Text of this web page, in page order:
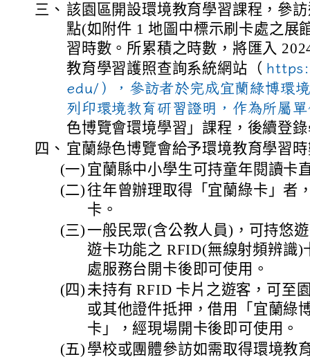
三、 該園區開設環境教育學習課程，參
點(如附件 1 地圖中標示刷卡處之展
習時數。所累積之時數，將匯入
教育學習護照查詢系統網站（
edu/），參訪者於完成宜蘭綠博環
列印環境教育研習證明，作為所屬
色博覽會環境學習」課程，後續登
四、 宜蘭綠色博覽會給予環境教育學習
(一) 宜蘭縣中小學生可持童年閱讀卡
(二)往年曾辦理取得「宜蘭綠卡」者
卡。
(三) 一般民眾(含公教人員)，可持悠
遊卡功能之 RFID(無線射頻辨識)
處服務台開卡後即可使用。
(四) 未持有 RFID 卡片之遊客，可至
或其他證件抵押，借用「宜蘭綠
卡」，經現場開卡後即可使用。
(五) 學校或團體參訪如需取得環境教